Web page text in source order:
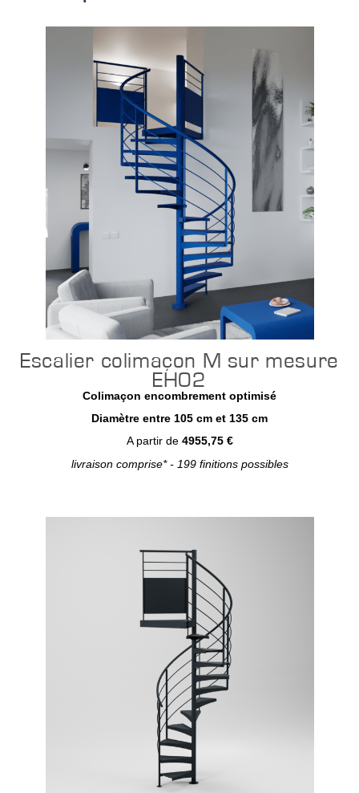
Escalier colimaçon M sur mesure
EH02
Colimaçon encombrement optimisé
Diamètre entre 105 cm et 135 cm
A partir de 4955,75 €
livraison comprise* - 199 finitions possibles